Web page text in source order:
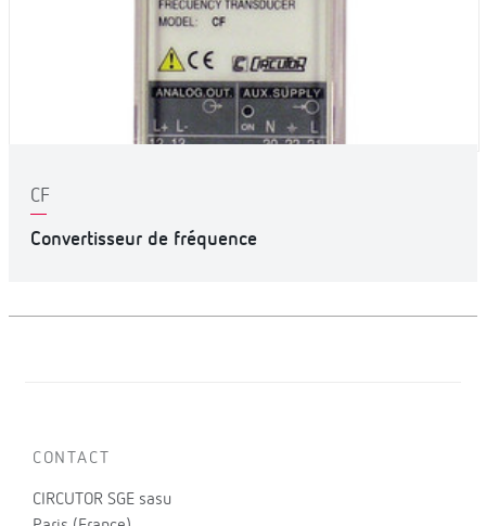
CF
Convertisseur de fréquence
CONTACT
CIRCUTOR SGE sasu